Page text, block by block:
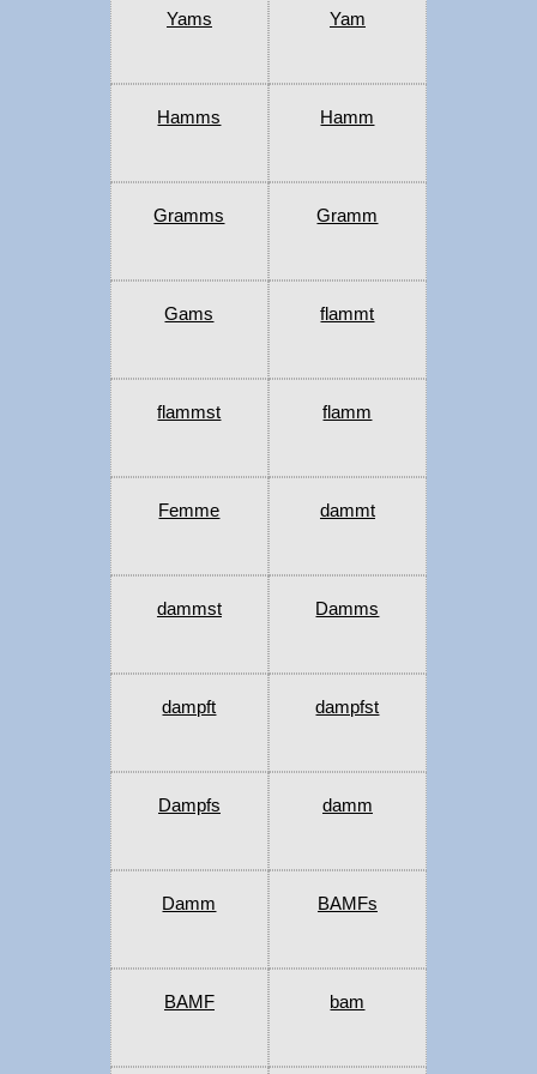
Yams Yam
Hamms Hamm
Gramms Gramm
Gams flammt
flammst flamm
Femme dammt
dammst Damms
dampft dampfst
Dampfs damm
Damm BAMFs
BAMF bam